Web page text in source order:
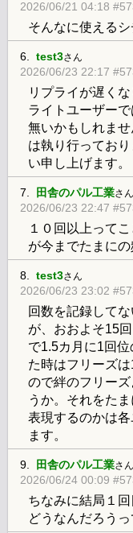
2026/06/21 04:18
そんなに使える
6. test3さん
2026/06/23 22:17
リプライが遅く
ライトユーザー
無いかもしれま
は執り行ってお
い申し上げます。
7. 田舎のパル工業さん
2026/06/23 22:47
１０回以上って
が今までたまに
8. test3さん
2026/06/23 23:02
回数を記録して
が、おおよそ15
で1.5カ月に1回
た時はフリーズ
ので絆のフリー
うか。それをた
表現するのかは
ます。
9. 田舎のパル工業さん
2026/06/24 00:09
ちなみに結局１
どうなんだろう